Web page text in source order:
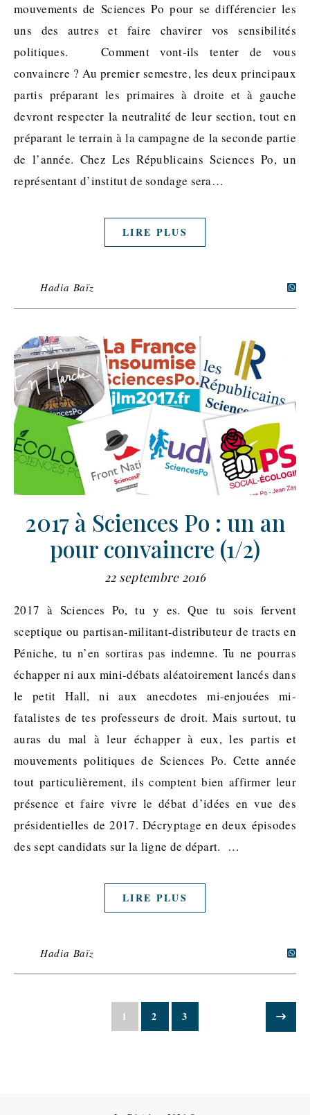
mouvements de Sciences Po pour se différencier les
uns des autres et faire chavirer vos sensibilités
politiques. Comment vont-ils tenter de vous
convaincre ? Au premier semestre, les deux principaux
partis préparant les primaires à droite et à gauche
devront respecter la neutralité de leur section, tout en
préparant le terrain à la campagne de la seconde partie
de l’année. Chez Les Républicains Sciences Po, un
représentant d’institut de sondage sera…
LIRE PLUS
Hadia Baïz
2017 à Sciences Po : un an
pour convaincre (1/2)
22 septembre 2016
2017 à Sciences Po, tu y es. Que tu sois fervent
sceptique ou partisan-militant-distributeur de tracts en
Péniche, tu n’en sortiras pas indemne. Tu ne pourras
échapper ni aux mini-débats aléatoirement lancés dans
le petit Hall, ni aux anecdotes mi-enjouées mi-
fatalistes de tes professeurs de droit. Mais surtout, tu
auras du mal à leur échapper à eux, les partis et
mouvements politiques de Sciences Po. Cette année
tout particulièrement, ils comptent bien affirmer leur
présence et faire vivre le débat d’idées en vue des
présidentielles de 2017. Décryptage en deux épisodes
des sept candidats sur la ligne de départ. …
LIRE PLUS
Hadia Baïz
1 2 3